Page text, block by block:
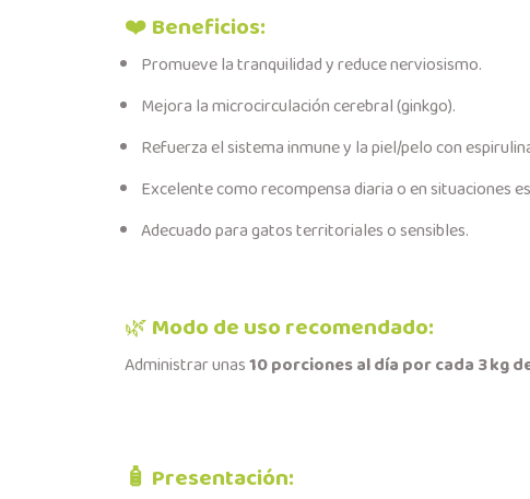
❤️Beneficios:
Promueve la tranquilidad y reduce nerviosismo.
Mejora la microcirculación cerebral (ginkgo).
Refuerza el sistema inmune y la piel/pelo con
Excelente como recompensa diaria o en situaciones
Adecuado para gatos territoriales o sensibles.
🌿Modo de uso recomendado:
Administrar unas10 porciones al día por cada 3 kg
🧴​ Presentación: